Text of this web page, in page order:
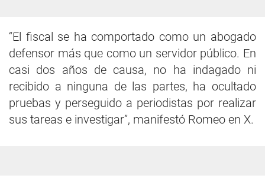
“El fiscal se ha comportado como un abogado
defensor más que como un servidor público. En
casi dos años de causa, no ha indagado ni
recibido a ninguna de las partes, ha ocultado
pruebas y perseguido a periodistas por realizar
sus tareas e investigar”, manifestó Romeo en X.